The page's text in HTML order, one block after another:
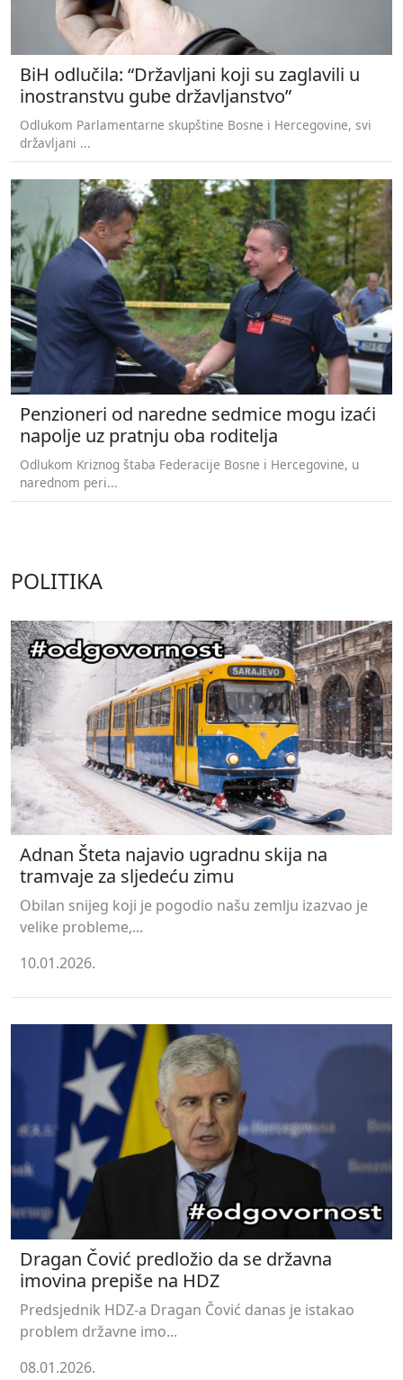
BiH odlučila: “Državljani koji su zaglavili u
inostranstvu gube državljanstvo”
Odlukom Parlamentarne skupštine Bosne i Hercegovine, svi
državljani ...
Penzioneri od naredne sedmice mogu izaći
napolje uz pratnju oba roditelja
Odlukom Kriznog štaba Federacije Bosne i Hercegovine, u
narednom peri...
POLITIKA
Adnan Šteta najavio ugradnu skija na
tramvaje za sljedeću zimu
Obilan snijeg koji je pogodio našu zemlju izazvao je
velike probleme,...
10.01.2026.
Dragan Čović predložio da se državna
imovina prepiše na HDZ
Predsjednik HDZ-a Dragan Čović danas je istakao
problem državne imo...
08.01.2026.